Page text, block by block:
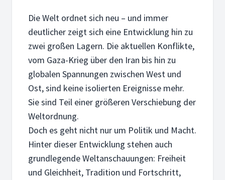
Die Welt ordnet sich neu – und immer
deutlicher zeigt sich eine Entwicklung hin zu
zwei großen Lagern. Die aktuellen Konflikte,
vom Gaza-Krieg über den Iran bis hin zu
globalen Spannungen zwischen West und
Ost, sind keine isolierten Ereignisse mehr.
Sie sind Teil einer größeren Verschiebung der
Weltordnung.
Doch es geht nicht nur um Politik und Macht.
Hinter dieser Entwicklung stehen auch
grundlegende Weltanschauungen: Freiheit
und Gleichheit, Tradition und Fortschritt,